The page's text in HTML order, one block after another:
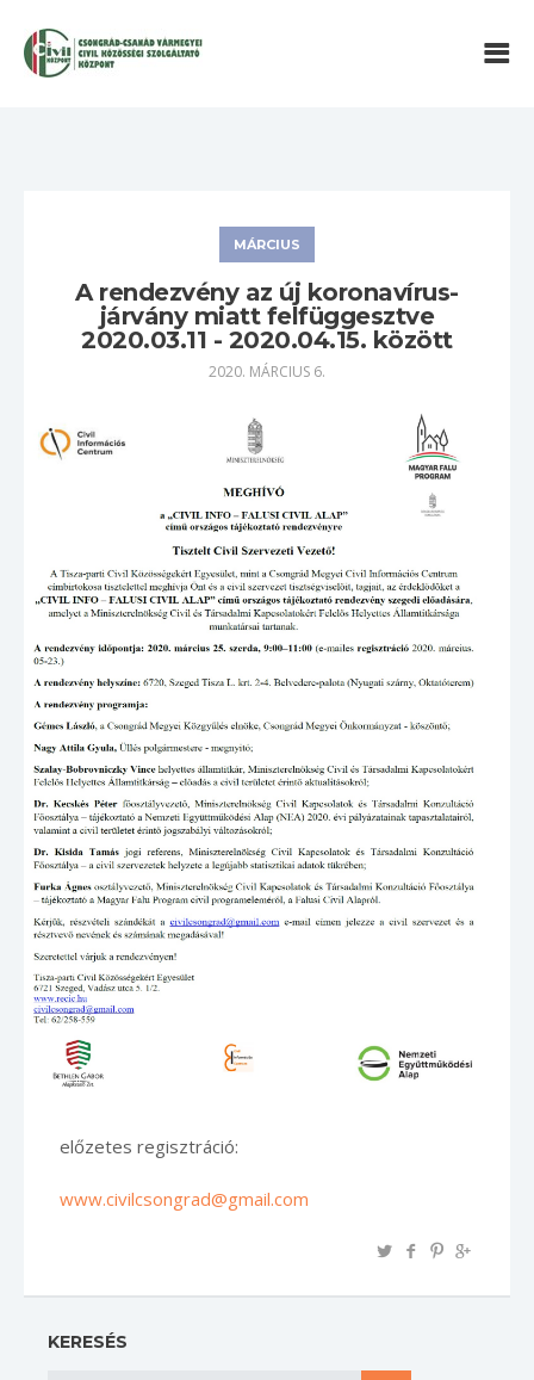
MÁRCIUS
A rendezvény az új koronavírus-
járvány miatt felfüggesztve
2020.03.11 - 2020.04.15. között
2020. MÁRCIUS 6.
előzetes regisztráció:
www.civilcsongrad@gmail.com
KERESÉS